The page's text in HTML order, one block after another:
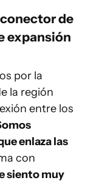
de
expansión
por la
la región
entre los
enlaza las
con
siento muy